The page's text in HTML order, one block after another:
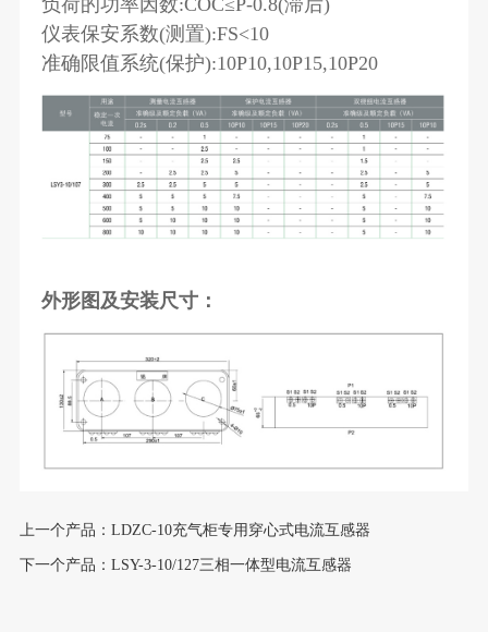
负荷的功率因数:COC≤P-0.8(滞后)
仪表保安系数(测置):FS<10
准确限值系统(保护):10P10,10P15,10P20
外形图及安装尺寸：
上一个产品：LDZC-10充气柜专用穿心式电流互感器
下一个产品：LSY-3-10/127三相一体型电流互感器